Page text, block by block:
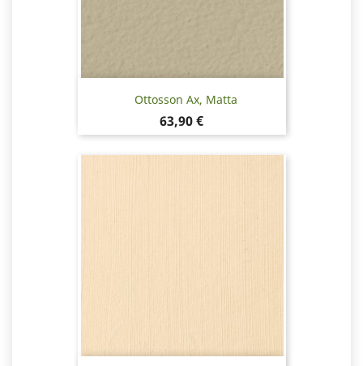
Ottosson Ax, Matta
Hinta
63,90 €